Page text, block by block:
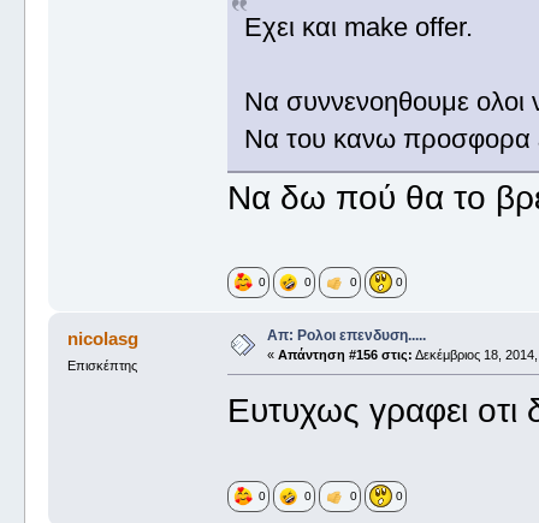
Εχει και make offer.
Να συννενοηθουμε ολοι
Να του κανω προσφορα
Να δω πού θα το
0 0 0 0
nicolasg
Επισκέπτης
Απ: Ρολοι επενδυση.....
« Απάντηση #156 στις: Δεκέμβριος 18,
Ευτυχως γραφει οτι
0 0 0 0